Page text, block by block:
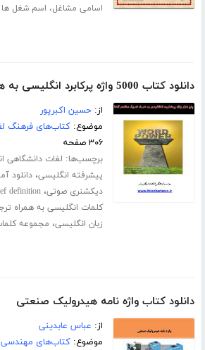
اسامی مشاغل، اسم شغل ها
دانلود کتاب 5000 واژه پرکابرد انگلیسی به همراه تعریف مختصر
از:حسین اکبرپور
موضوع:کتاب‌های فرهنگ
۳۰۶ صفحه
برچسب‌ها: لغات دانشگاهی
پیشرفته انگلیسی،دانلود
دیکشنری صوتی،definition
کلمات انگلیسی به همراه
زبان انگلیسی، مجموعه
دانلود کتاب واژه نامه هیدرولیک صنعتی
از: عباس عابدینی
موضوع:کتاب‌های مهندسی